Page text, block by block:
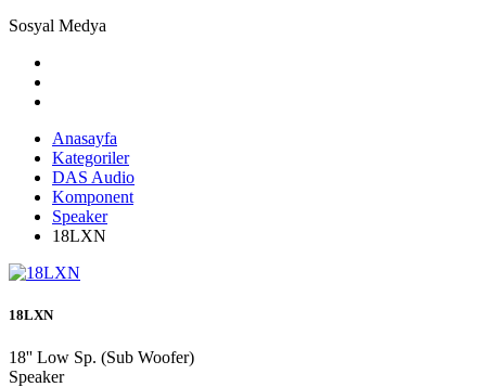
Sosyal Medya
Anasayfa
Kategoriler
DAS Audio
Komponent
Speaker
18LXN
18LXN
18'' Low Sp. (Sub Woofer)
Speaker